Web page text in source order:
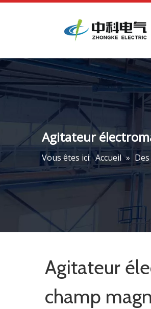
Agitateur
Vous êtes ici: Accueil »
Agitateur
champ